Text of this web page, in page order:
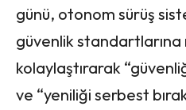
günü, otonom sürüş
güvenlik standartlarına
kolaylaştırarak
ve “yeniliği serbest